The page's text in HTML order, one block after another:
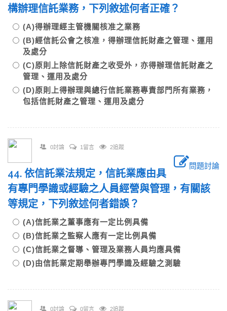
構辦理信託業務，下列敘述何者正確？
(A)得辦理經主管機關核准之業務
(B)經信託公會之核准，得辦理信託財產之管理、運用
及處分
(C)原則上除信託財產之收受外，亦得辦理信託財產之
管理、運用及處分
(D)原則上得辦理與總行信託業務專責部門所有業務，
包括信託財產之管理、運用及處分
0討論 1留言 2追蹤
問題討論
44. 依信託業法規定，信託業應由具
有專門學識或經驗之人員經營與管理，有關該
等規定，下列敘述何者錯誤？
(A)信託業之董事應有一定比例具備
(B)信託業之監察人應有一定比例具備
(C)信託業之督導、管理及業務人員均應具備
(D)由信託業定期舉辦專門學識及經驗之測驗
0討論 0留言 2追蹤